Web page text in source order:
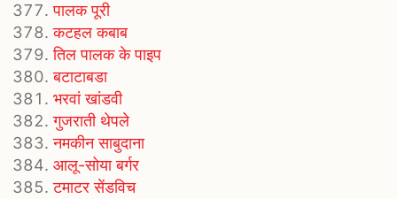
पालक पूरी
कटहल कबाब
तिल पालक के पाइप
बटाटाबडा
भरवां खांडवी
गुजराती थेपले
नमकीन साबुदाना
आलू-सोया बर्गर
टमाटर सेंडविच